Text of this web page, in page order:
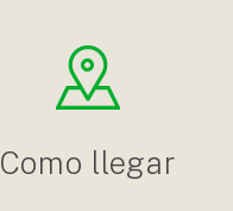
Como llegar